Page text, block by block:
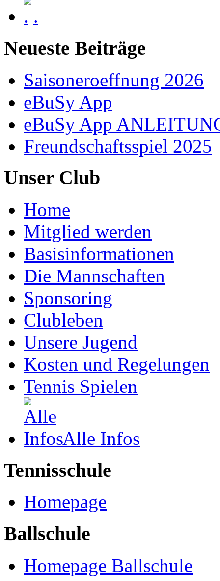
.
Neueste Beiträge
Saisoneroeffnung 2026
eBuSy App
eBuSy App
Freundschaftsspiel 2025
Unser Club
Home
Mitglied werden
Basisinformationen
Die Mannschaften
Sponsoring
Clubleben
Unsere Jugend
Kosten und Regelungen
Tennis Spielen
Alle Infos
Tennisschule
Homepage
Ballschule
Homepage Ballschule